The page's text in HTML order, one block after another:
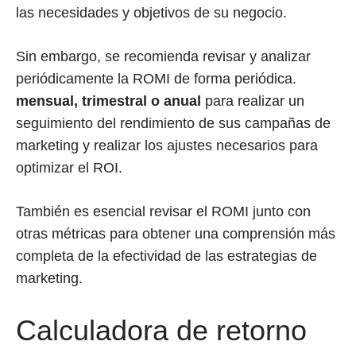
las necesidades y objetivos de su negocio.
Sin embargo, se recomienda revisar y analizar
periódicamente la ROMI de forma periódica.
mensual, trimestral o anual para realizar un
seguimiento del rendimiento de sus campañas de
marketing y realizar los ajustes necesarios para
optimizar el ROI.
También es esencial revisar el ROMI junto con
otras métricas para obtener una comprensión más
completa de la efectividad de las estrategias de
marketing.
Calculadora de retorno